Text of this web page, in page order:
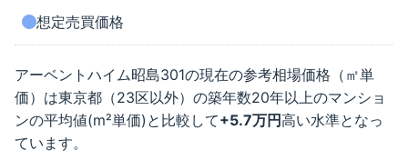
想定売買価格
アーベントハイム昭島301の現在の参考相場価格（㎡単
価）は東京都（23区以外） の築年数20年以上のマンショ
ンの平均値(m²単価)と比較して+5.7万円高い水準となっ
ています。